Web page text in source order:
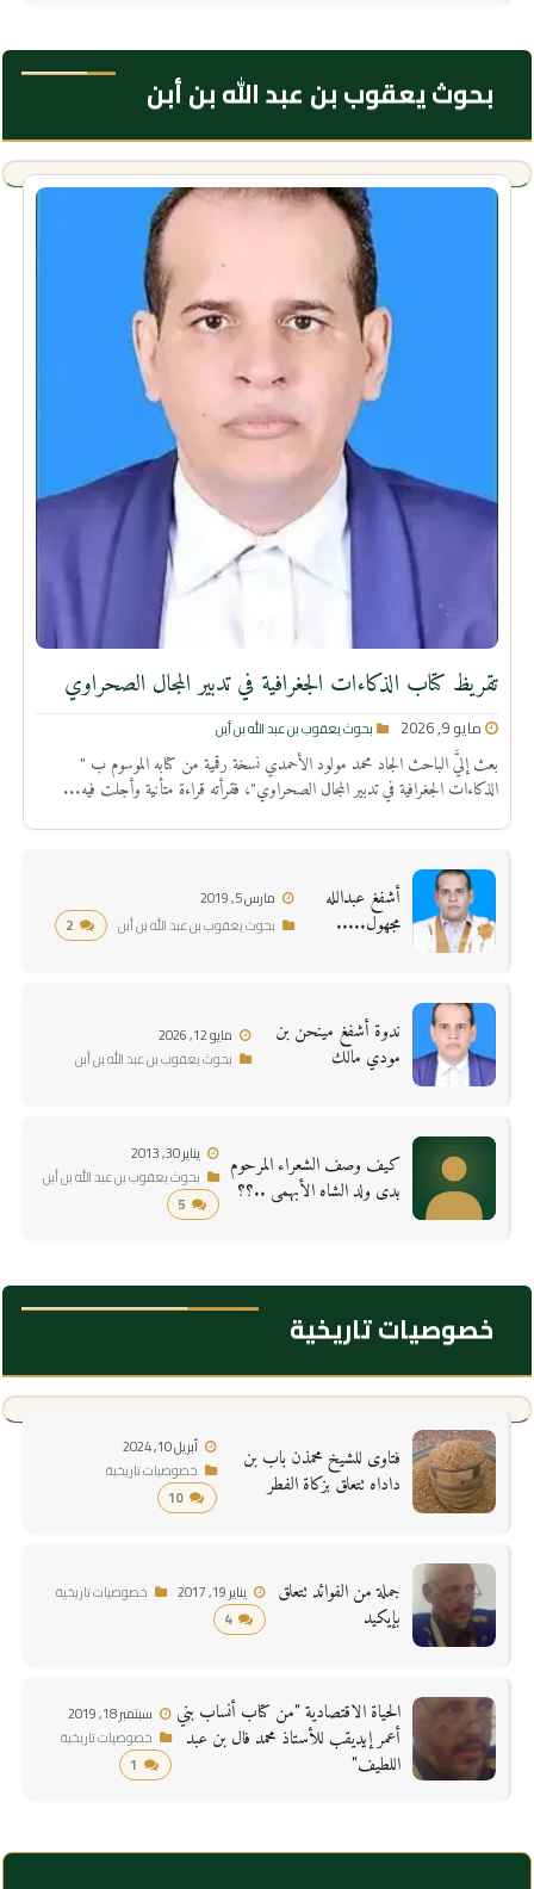
بحوث يعقوب بن عبد الله بن أبن
تقريظ كتاب الذكاءات الجغرافية في تدبير المجال الصحراوي
مايو 9, 2026 بحوث يعقوب بن عبد الله بن أبن
بعث إليَّ الباحث الجاد محمد مولود الأحمدي نسخة رقمية من كتابه الموسوم ب "
الذكاءات الجغرافية في تدبير المجال الصحراوي"، فقرأته قراءة متأنية وأجلت فيه...
أشفغ عبدالله
مجهول.....
مارس 5, 2019
بحوث يعقوب بن عبد الله بن أبن 2
ندوة أشفغ مينحن بن
مودي مالك
مايو 12, 2026
بحوث يعقوب بن عبد الله بن أبن
كيف وصف الشعراء المرحوم
بدى ولد الشاه الأبهمى ..؟؟
يناير 30, 2013
بحوث يعقوب بن عبد الله بن أبن
5
خصوصيات تاريخية
فتاوى للشيخ محمذن باب بن
داداه تتعلق بزكاة الفطر‎
أبريل 10, 2024
خصوصيات تاريخية
10
جملة من الفوائد تتعلق
بإيكيد
يناير 19, 2017 خصوصيات تاريخية
4
الحياة الاقتصادية "من كتاب أنساب بني
أعمر إيديقب للأستاذ محمد فال بن عبد
اللطيف"
سبتمبر 18, 2019
خصوصيات تاريخية
1